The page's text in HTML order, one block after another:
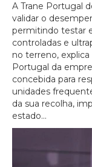
A Trane Portugal
validar o
permitindo testar
controladas e
no terreno,
Portugal da
concebida para
unidades
da sua recolha,
estado...